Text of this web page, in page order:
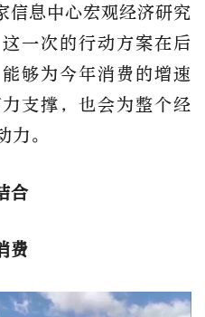
信息中心宏观经济研究
一次的行动方案在后
够为今年消费的增速
支撑，也会为整个经
。
合
费